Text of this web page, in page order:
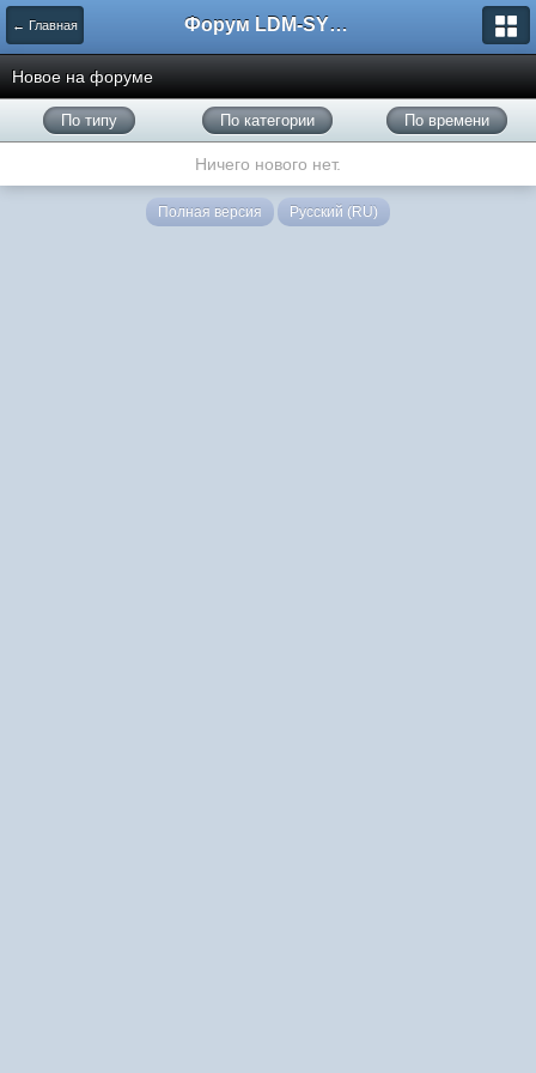
← Главная Форум LDM-SYSTEMS
Новое на форуме
По типу По категории По времени
Ничего нового нет.
Полная версия Русский (RU)